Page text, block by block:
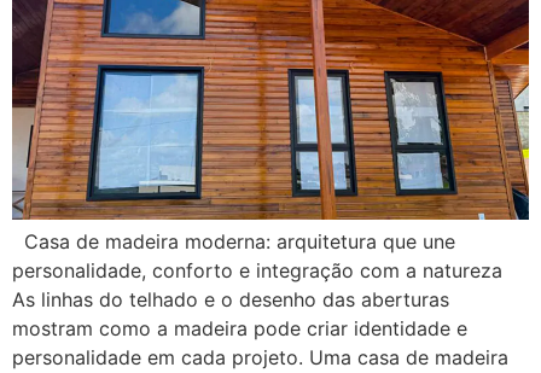
Casa de madeira moderna: arquitetura que une
personalidade, conforto e integração com a natureza
As linhas do telhado e o desenho das aberturas
mostram como a madeira pode criar identidade e
personalidade em cada projeto. Uma casa de madeira